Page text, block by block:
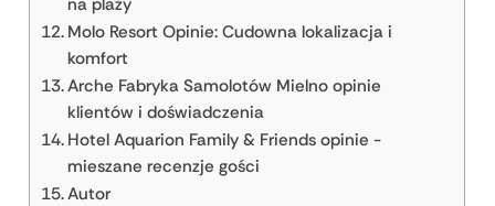
Molo Resort Opinie: Cudowna lokalizacja i
komfort
Arche Fabryka Samolotów Mielno opinie
klientów i doświadczenia
Hotel Aquarion Family & Friends opinie -
mieszane recenzje gości
Autor